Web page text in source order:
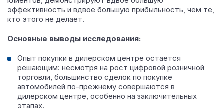
эффективность и вдвое большую прибыльность, чем те,
кто этого не делает.
Основные выводы исследования:
Опыт покупки в дилерском центре остается
решающим: несмотря на рост цифровой розничной
торговли, большинство сделок по покупке
автомобилей по-прежнему совершаются в
дилерском центре, особенно на заключительных
этапах.